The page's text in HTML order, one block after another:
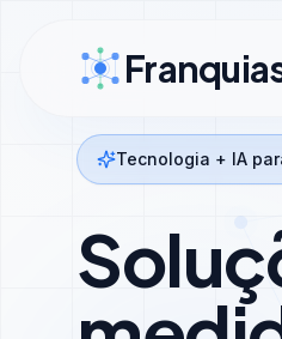
Tecnologia + IA